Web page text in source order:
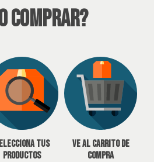
Comprar?
tus
productos
Ve al carrito de
compra